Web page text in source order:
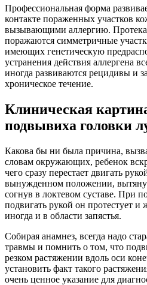
Профессиональная форма
контакте пораженных участков
вызывающими аллергию.
поражаются симметричные
имеющих генетическую
устранения действия аллергена
иногда развиваются рецидивы и
хроническое течение.
Клиническая
подвывиха головки
Какова бы ни была причина,
словам окружающих, ребенок
чего сразу перестает двигать
вынужденном положении,
согнув в локтевом суставе. При
подвигать рукой он протестует и
иногда и в области запястья.
Собирая анамнез, всегда надо
травмы и помнить о том, что
резком растяжении вдоль оси
установить факт такого
очень ценное указание для